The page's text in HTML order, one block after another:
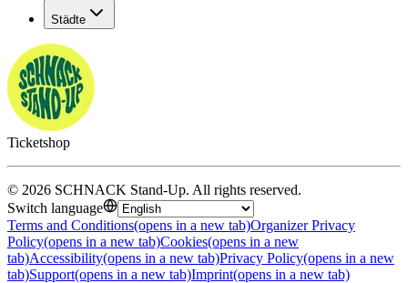
Städte
Ticketshop
© 2026 SCHNACK Stand-Up. All rights reserved.
Switch language
Terms and Conditions(opens in a new tab)Organizer Privacy
Policy(opens in a new tab)Cookies(opens in a new
tab)Accessibility(opens in a new tab)Privacy Policy(opens in a new
tab)Support(opens in a new tab)Imprint(opens in a new tab)